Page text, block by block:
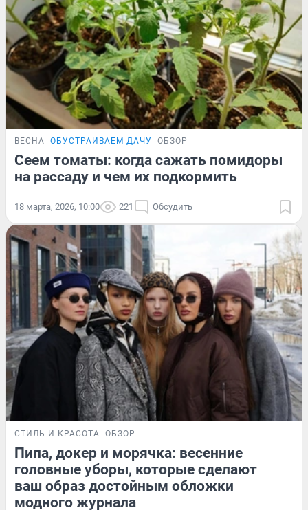
ВЕСНА ОБУСТРАИВАЕМ ДАЧУ ОБЗОР
Сеем томаты: когда сажать помидоры
на рассаду и чем их подкормить
18 марта, 2026, 10:00 221 Обсудить
СТИЛЬ И КРАСОТА ОБЗОР
Пипа, докер и морячка: весенние
головные уборы, которые сделают
ваш образ достойным обложки
модного журнала